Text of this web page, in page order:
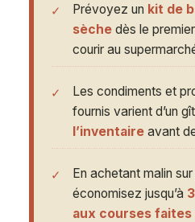
Prévoyez un kit de
sèche dès le
courir au
Les condiments et
fournis varient d’un
l’inventaire avant
En achetant malin
économisez jusqu’à
aux courses faites